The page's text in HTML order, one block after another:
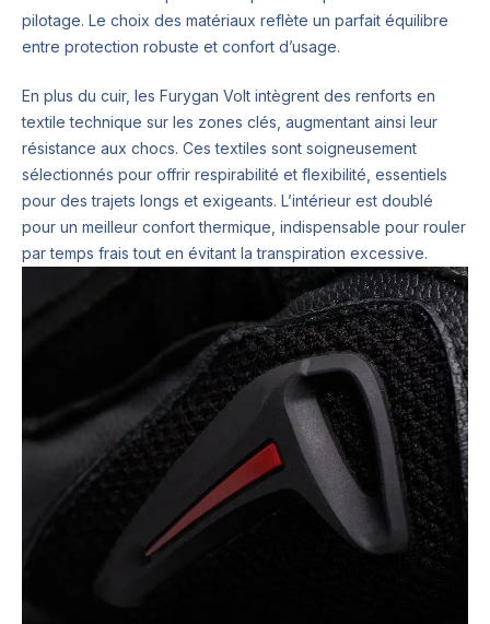
pilotage. Le choix des matériaux reflète un parfait équilibre
entre protection robuste et confort d’usage.
En plus du cuir, les Furygan Volt intègrent des renforts en
textile technique sur les zones clés, augmentant ainsi leur
résistance aux chocs. Ces textiles sont soigneusement
sélectionnés pour offrir respirabilité et flexibilité, essentiels
pour des trajets longs et exigeants. L’intérieur est doublé
pour un meilleur confort thermique, indispensable pour rouler
par temps frais tout en évitant la transpiration excessive.